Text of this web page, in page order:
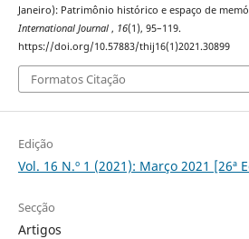
Janeiro): Patrimônio histórico e espaço de
International Journal , 16(1), 95–119.
https://doi.org/10.57883/thij16(1)2021.30899
Formatos Citação
Edição
Vol. 16 N.º 1 (2021): Março 2021 [26ª
Secção
Artigos